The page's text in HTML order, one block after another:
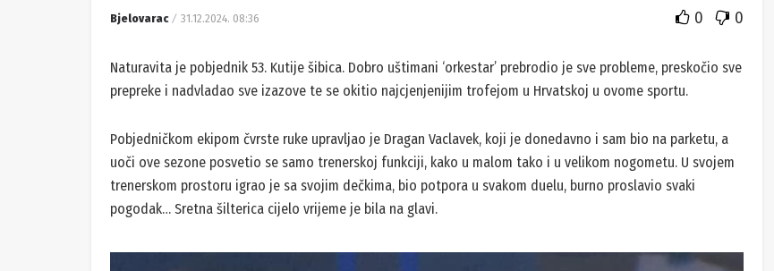
Bjelovarac 31.12.2024. 08:36 0 0
Naturavita je pobjednik 53. Kutije šibica. Dobro uštimani ‘orkestar’ prebrodio je sve probleme, preskočio sve
prepreke i nadvladao sve izazove te se okitio najcjenjenijim trofejom u Hrvatskoj u ovome sportu.
Pobjedničkom ekipom čvrste ruke upravljao je Dragan Vaclavek, koji je donedavno i sam bio na parketu, a
uoči ove sezone posvetio se samo trenerskoj funkciji, kako u malom tako i u velikom nogometu. U svojem
trenerskom prostoru igrao je sa svojim dečkima, bio potpora u svakom duelu, burno proslavio svaki
pogodak… Sretna šilterica cijelo vrijeme je bila na glavi.